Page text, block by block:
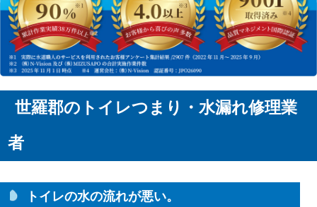
世羅郡のトイレつまり・水漏れ修理業
者
トイレの水の流れが悪い。